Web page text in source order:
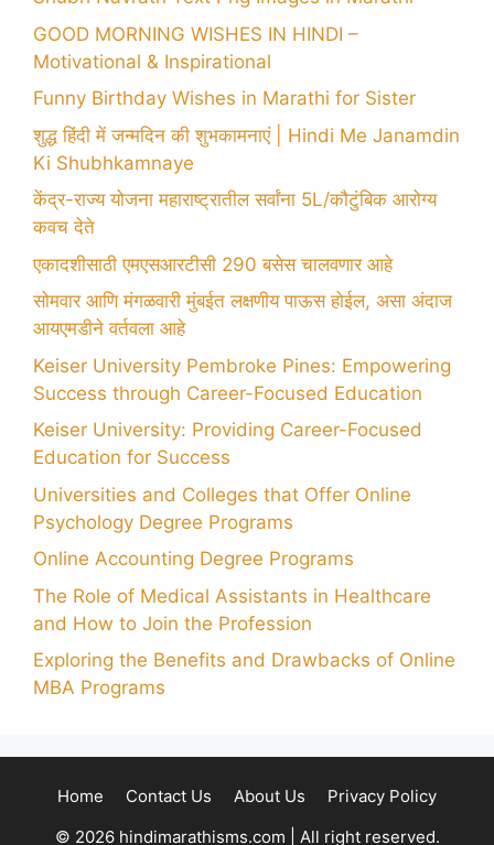
GOOD MORNING WISHES IN HINDI –
Motivational & Inspirational
Funny Birthday Wishes in Marathi for Sister
शुद्ध हिंदी में जन्मदिन की शुभकामनाएं | Hindi Me Janamdin
Ki Shubhkamnaye
केंद्र-राज्य योजना महाराष्ट्रातील सर्वांना 5L/कौटुंबिक आरोग्य
कवच देते
एकादशीसाठी एमएसआरटीसी 290 बसेस चालवणार आहे
सोमवार आणि मंगळवारी मुंबईत लक्षणीय पाऊस होईल, असा अंदाज
आयएमडीने वर्तवला आहे
Keiser University Pembroke Pines: Empowering
Success through Career-Focused Education
Keiser University: Providing Career-Focused
Education for Success
Universities and Colleges that Offer Online
Psychology Degree Programs
Online Accounting Degree Programs
The Role of Medical Assistants in Healthcare
and How to Join the Profession
Exploring the Benefits and Drawbacks of Online
MBA Programs
Home Contact Us About Us
Privacy Policy
© 2026 hindimarathisms.com | All right reserved.